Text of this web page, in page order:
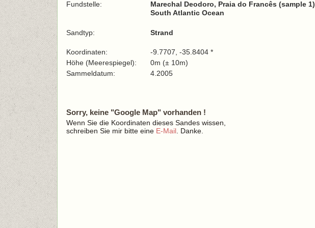
Fundstelle:
Marechal Deodoro, Praia do Francês (sample 1)
South Atlantic Ocean
Sandtyp: Strand
Koordinaten:
-9.7707, -35.8404 *
Höhe (Meerespiegel):
0m (± 10m)
Sammeldatum:
4.2005
Sorry, keine "Google Map" vorhanden !
Wenn Sie die Koordinaten dieses Sandes wissen,
schreiben Sie mir bitte eine E-Mail . Danke.